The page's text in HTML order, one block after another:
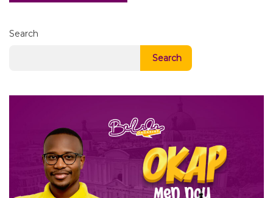
Search
Search